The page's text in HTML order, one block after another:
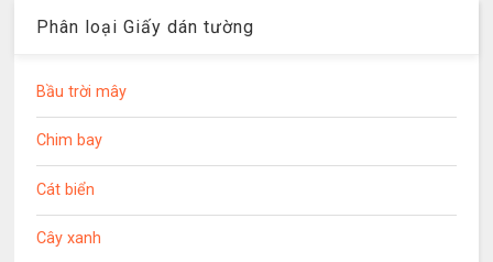
Phân loại Giấy dán tường
Bầu trời mây
Chim bay
Cát biển
Cây xanh